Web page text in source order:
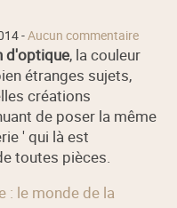
-Aucun commentaire
d'optique, la couleur
étranges sujets,
créations
de poser la même
' qui là est
toutes pièces.
: le monde de la